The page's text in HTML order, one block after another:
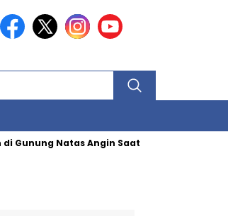
Natas Angin Saat Turun Lewat Jalur